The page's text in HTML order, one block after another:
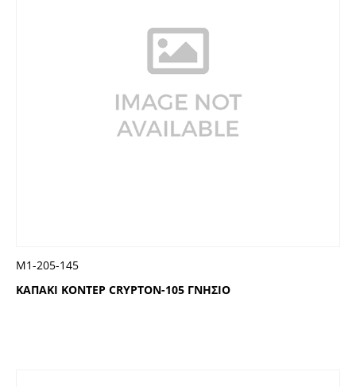
ΚΑΠΑΚΙ ΚΟΝΤΕΡ CRYPTON-105 ΓΝΗΣΙΟ
Μ1-205-145